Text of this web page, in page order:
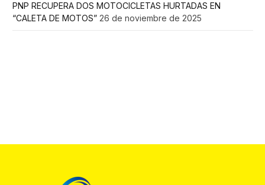
PNP RECUPERA DOS MOTOCICLETAS HURTADAS EN
“CALETA DE MOTOS” 26 de noviembre de 2025